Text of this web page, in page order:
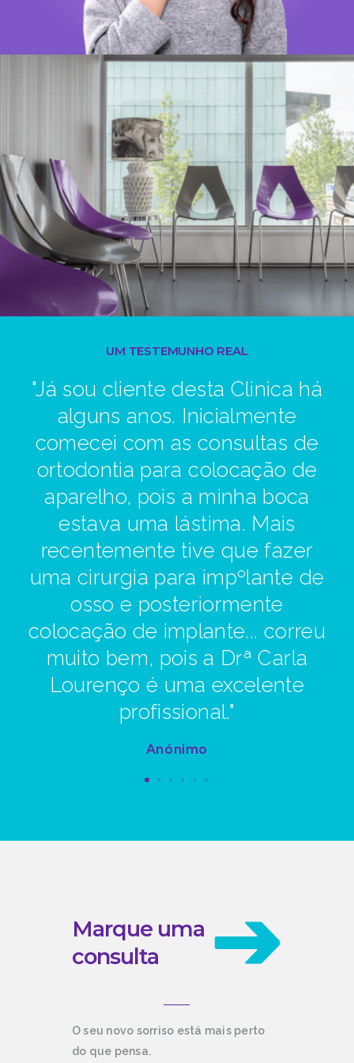
+
+
UM TESTEMUNHO REAL
"Já sou cliente desta Clinica há
alguns anos. Inicialmente
comecei com as consultas de
ortodontia para colocação de
aparelho, pois a minha boca
estava uma lástima. Mais
recentemente tive que fazer
uma cirurgia para impºlante de
osso e posteriormente
colocação de implante... correu
muito bem, pois a Drª Carla
Lourenço é uma excelente
profissional."
Anónimo
Marque uma
consulta
O seu novo sorriso está mais perto
do que pensa.